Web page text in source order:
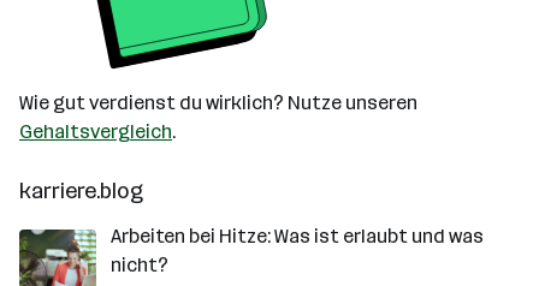
Wie gut verdienst du wirklich? Nutze unseren
Gehaltsvergleich.
karriere.blog
Arbeiten bei Hitze: Was ist erlaubt und was
nicht?